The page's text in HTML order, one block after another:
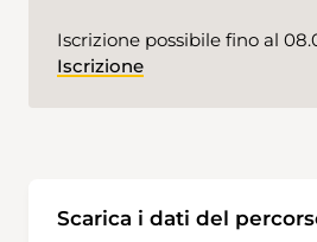
Iscrizione possibile fino al
Iscrizione
Scarica i dati del